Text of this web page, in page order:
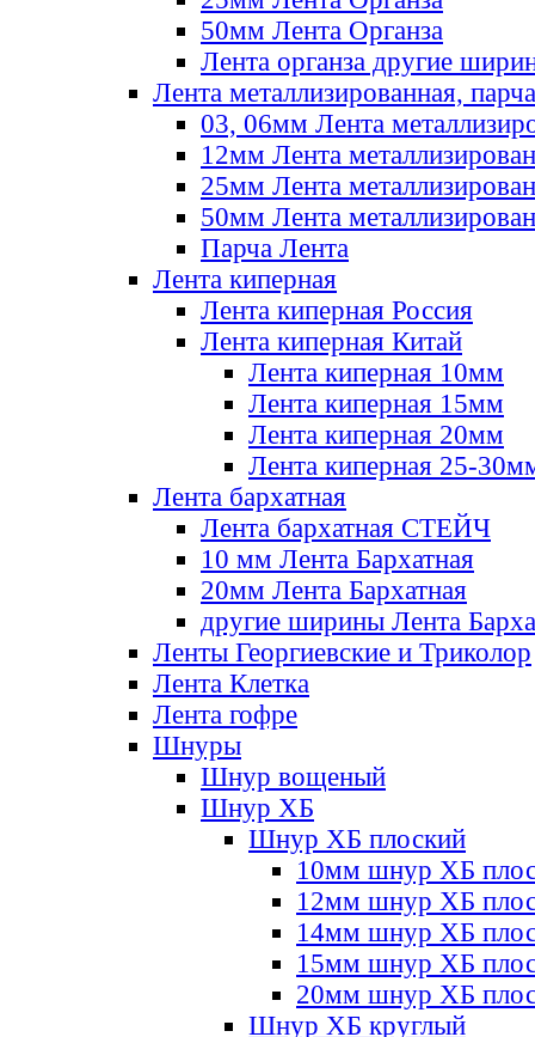
50мм Лента Органза
Лента органза другие
Лента металлизированная, парча
03, 06мм Лента
12мм Лента
25мм Лента
50мм Лента
Парча Лента
Лента киперная
Лента киперная Россия
Лента киперная Китай
Лента киперная 10мм
Лента киперная 15мм
Лента киперная 20мм
Лента киперная 25-
Лента бархатная
Лента бархатная СТЕЙЧ
10 мм Лента Бархатная
20мм Лента Бархатная
другие ширины Лента
Ленты Георгиевские и Триколор
Лента Клетка
Лента гофре
Шнуры
Шнур вощеный
Шнур ХБ
Шнур ХБ плоский
10мм шнур ХБ
12мм шнур ХБ
14мм шнур ХБ
15мм шнур ХБ
20мм шнур ХБ
Шнур ХБ круглый